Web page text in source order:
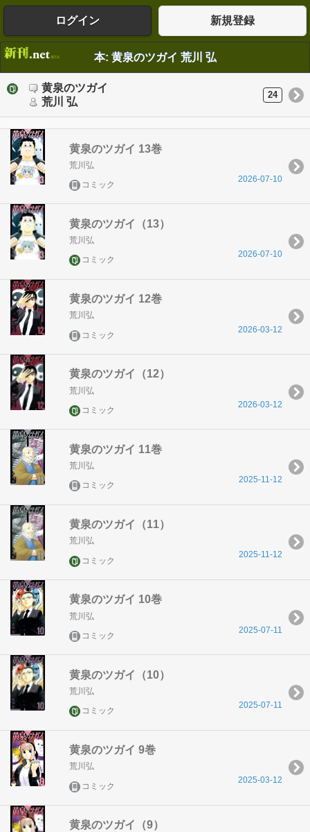
ログイン 新規登録
本: 黄泉のツガイ 荒川 弘
黄泉のツガイ
荒川 弘
24
黄泉のツガイ 13巻
荒川弘
コミック
2026-07-10
黄泉のツガイ（13）
荒川弘
コミック
2026-07-10
黄泉のツガイ 12巻
荒川弘
コミック
2026-03-12
黄泉のツガイ（12）
荒川弘
コミック
2026-03-12
黄泉のツガイ 11巻
荒川弘
コミック
2025-11-12
黄泉のツガイ（11）
荒川弘
コミック
2025-11-12
黄泉のツガイ 10巻
荒川弘
コミック
2025-07-11
黄泉のツガイ（10）
荒川弘
コミック
2025-07-11
黄泉のツガイ 9巻
荒川弘
コミック
2025-03-12
黄泉のツガイ（9）